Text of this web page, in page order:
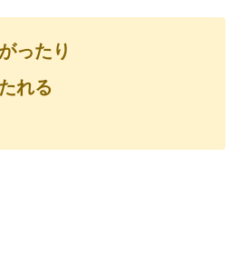
ったり
れる